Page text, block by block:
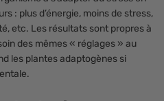
: plus d’énergie, moins de stress,
etc. Les résultats sont propres à
des mêmes « réglages » au
les plantes adaptogènes si